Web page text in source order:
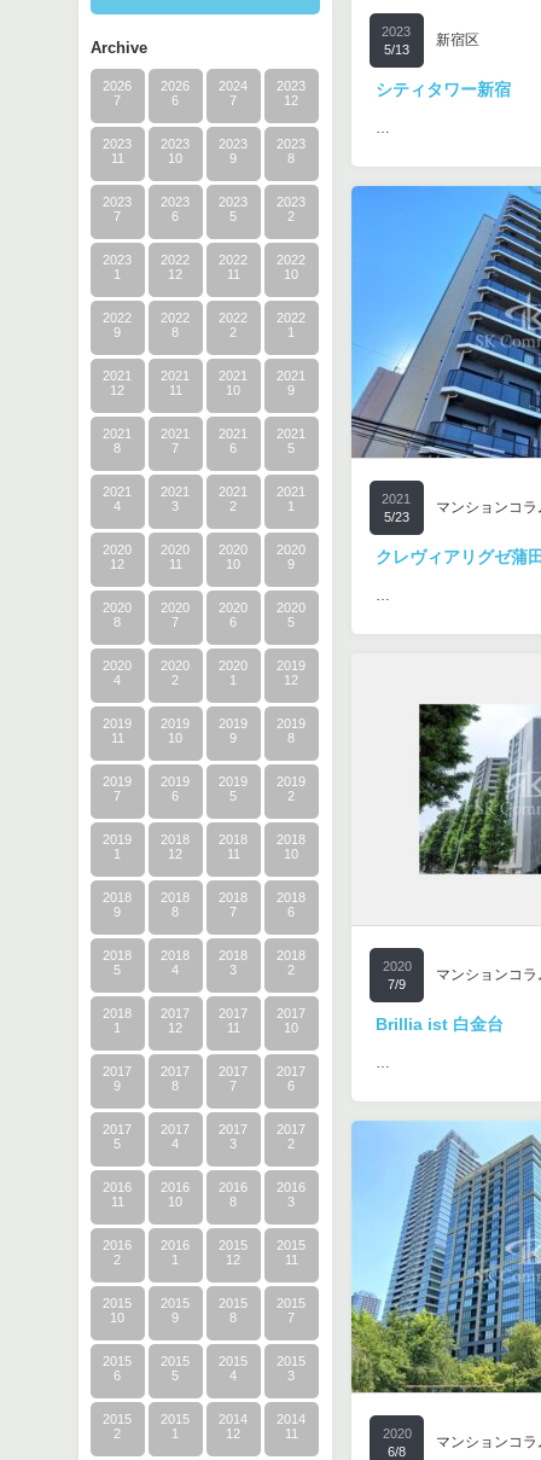
Archive
2026
7
2026
6
2024
7
2023
12
2023
11
2023
10
2023
9
2023
8
2023
7
2023
6
2023
5
2023
2
2023
1
2022
12
2022
11
2022
10
2022
9
2022
8
2022
2
2022
1
2021
12
2021
11
2021
10
2021
9
2021
8
2021
7
2021
6
2021
5
2021
4
2021
3
2021
2
2021
1
2020
12
2020
11
2020
10
2020
9
2020
8
2020
7
2020
6
2020
5
2020
4
2020
2
2020
1
2019
12
2019
11
2019
10
2019
9
2019
8
2019
7
2019
6
2019
5
2019
2
2019
1
2018
12
2018
11
2018
10
2018
9
2018
8
2018
7
2018
6
2018
5
2018
4
2018
3
2018
2
2018
1
2017
12
2017
11
2017
10
2017
9
2017
8
2017
7
2017
6
2017
5
2017
4
2017
3
2017
2
2016
11
2016
10
2016
8
2016
3
2016
2
2016
1
2015
12
2015
11
2015
10
2015
9
2015
8
2015
7
2015
6
2015
5
2015
4
2015
3
2015
2
2015
1
2014
12
2014
11
2023
5/13
新宿区
シティタワー新宿
…
2021
5/23
マンションコラ
クレヴィアリグゼ蒲
…
2020
7/9
マンションコラ
Brillia ist 白金台
…
2020
6/8
マンションコラ